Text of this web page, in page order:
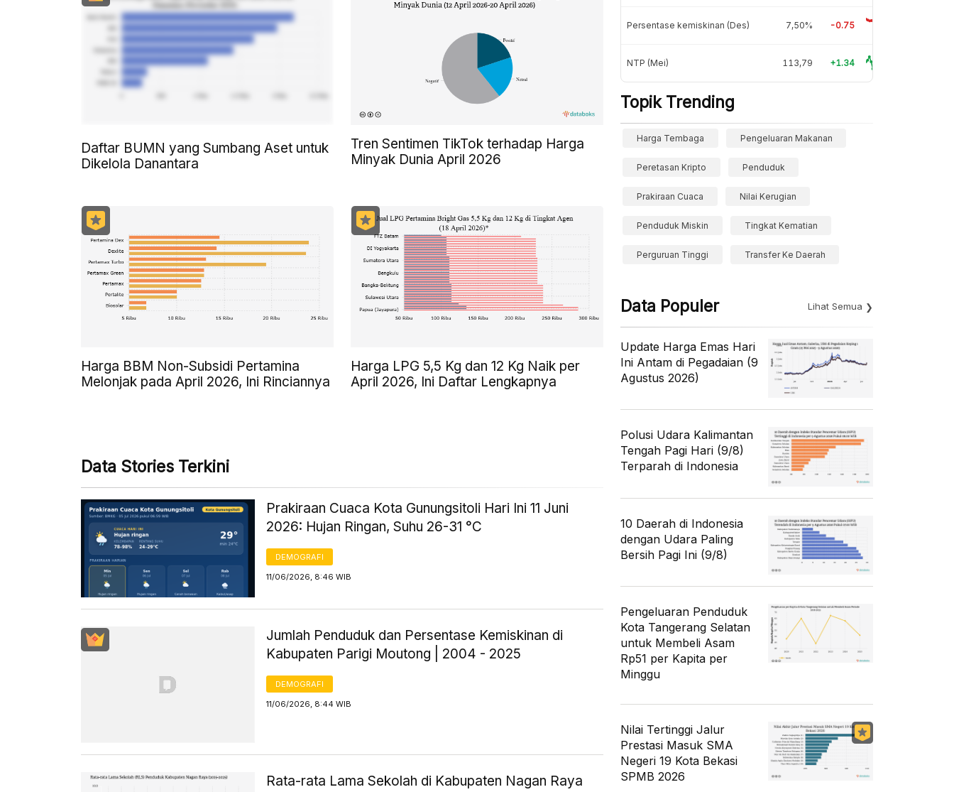
Daftar BUMN yang Sumbang Aset untuk
Dikelola Danantara
Tren Sentimen TikTok terhadap Harga
Minyak Dunia April 2026
Harga BBM Non-Subsidi Pertamina
Melonjak pada April 2026, Ini Rinciannya
Harga LPG 5,5 Kg dan 12 Kg Naik per
April 2026, Ini Daftar Lengkapnya
Data Stories Terkini
Prakiraan Cuaca Kota Gunungsitoli Hari Ini 11 Juni
2026: Hujan Ringan, Suhu 26-31 °C
DEMOGRAFI
11/06/2026, 8:46 WIB
Jumlah Penduduk dan Persentase Kemiskinan di
Kabupaten Parigi Moutong | 2004 - 2025
DEMOGRAFI
11/06/2026, 8:44 WIB
Rata-rata Lama Sekolah di Kabupaten Nagan Raya
Persentase kemiskinan (Des) 7,50% -0.75
NTP (Mei) 113,79 +1.34
Topik Trending
Harga Tembaga Pengeluaran Makanan
Peretasan Kripto Penduduk
Prakiraan Cuaca Nilai Kerugian
Penduduk Miskin Tingkat Kematian
Perguruan Tinggi Transfer Ke Daerah
Data Populer Lihat Semua
Update Harga Emas Hari
Ini Antam di Pegadaian (9
Agustus 2026)
Polusi Udara Kalimantan
Tengah Pagi Hari (9/8)
Terparah di Indonesia
10 Daerah di Indonesia
dengan Udara Paling
Bersih Pagi Ini (9/8)
Pengeluaran Penduduk
Kota Tangerang Selatan
untuk Membeli Asam
Rp51 per Kapita per
Minggu
Nilai Tertinggi Jalur
Prestasi Masuk SMA
Negeri 19 Kota Bekasi
SPMB 2026